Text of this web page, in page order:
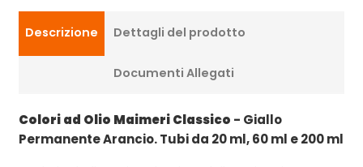
Descrizione Dettagli del prodotto
Documenti Allegati
Colori ad Olio Maimeri Classico - Giallo
Permanente Arancio. Tubi da 20 ml, 60 ml e 200 ml